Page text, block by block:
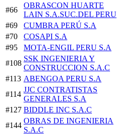
#66
OBRASCON HUARTE
LAIN S.A.SUC.DEL PERU
#69
CUMBRA PERÚ S.A
#70
COSAPI S.A
#95
MOTA-ENGIL PERU S.A
#108
SSK INGENIERIA Y
CONSTRUCCION S.A.C
#113 ABENGOA PERU S.A
#114
JJC CONTRATISTAS
GENERALES S.A
#127 BIDDLE INC S.A.C
#144
OBRAS DE INGENIERIA
S.A.C